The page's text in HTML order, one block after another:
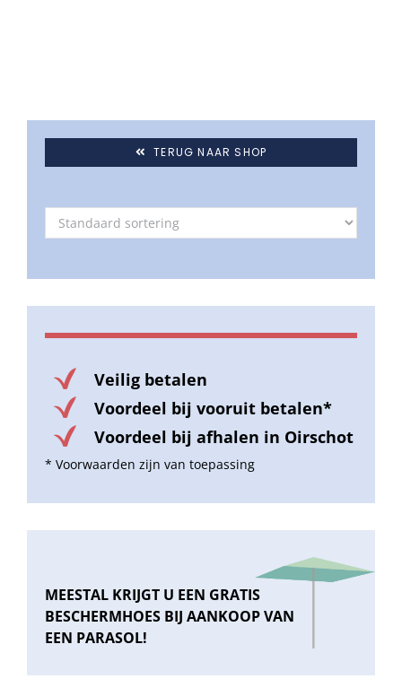
TERUG NAAR SHOP
Veilig betalen
Voordeel bij vooruit betalen*
Voordeel bij afhalen in Oirschot
* Voorwaarden zijn van toepassing
MEESTAL KRIJGT U EEN GRATIS
BESCHERMHOES BIJ AANKOOP VAN
EEN PARASOL!